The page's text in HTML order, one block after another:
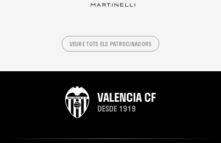
VEURE TOTS ELS PATROCINADORS